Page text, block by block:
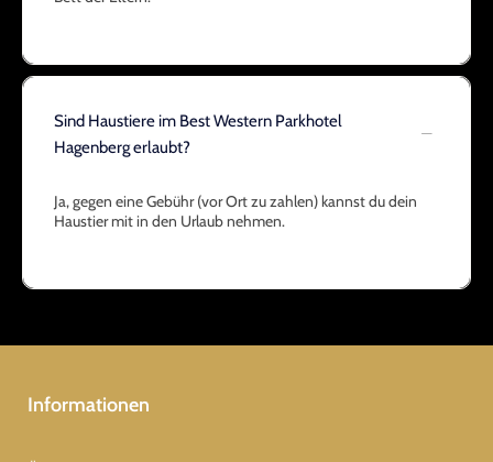
Sind Haustiere im Best Western Parkhotel
Hagenberg erlaubt?
Ja, gegen eine Gebühr (vor Ort zu zahlen) kannst du dein
Haustier mit in den Urlaub nehmen.
Informationen